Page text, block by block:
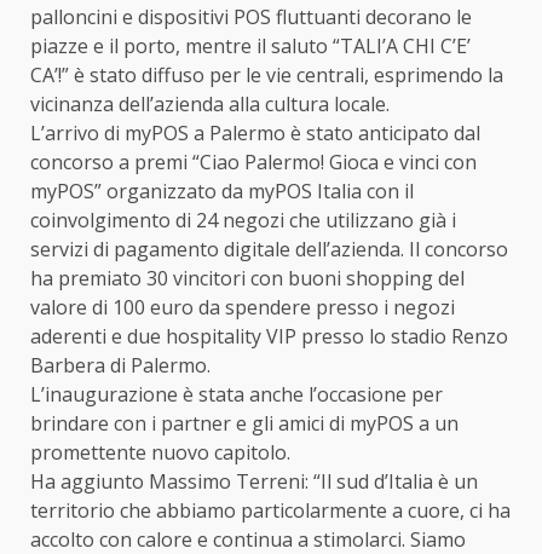
palloncini e dispositivi POS fluttuanti decorano le
piazze e il porto, mentre il saluto “TALI’A CHI C’E’
CA’!” è stato diffuso per le vie centrali, esprimendo la
vicinanza dell’azienda alla cultura locale.
L’arrivo di myPOS a Palermo è stato anticipato dal
concorso a premi “Ciao Palermo! Gioca e vinci con
myPOS” organizzato da myPOS Italia con il
coinvolgimento di 24 negozi che utilizzano già i
servizi di pagamento digitale dell’azienda. Il concorso
ha premiato 30 vincitori con buoni shopping del
valore di 100 euro da spendere presso i negozi
aderenti e due hospitality VIP presso lo stadio Renzo
Barbera di Palermo.
L’inaugurazione è stata anche l’occasione per
brindare con i partner e gli amici di myPOS a un
promettente nuovo capitolo.
Ha aggiunto Massimo Terreni: “Il sud d’Italia è un
territorio che abbiamo particolarmente a cuore, ci ha
accolto con calore e continua a stimolarci. Siamo